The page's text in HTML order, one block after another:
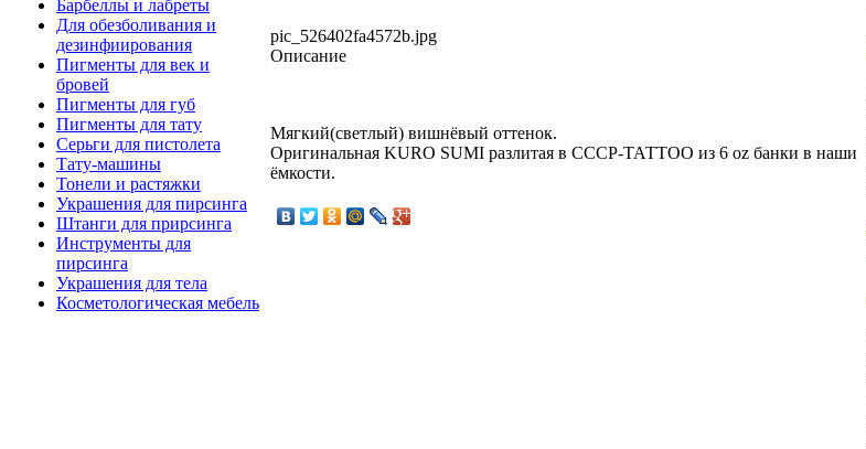
Барбеллы и лабреты
Для обезболивания и
дезинфиирования
Пигменты для век и
бровей
Пигменты для губ
Пигменты для тату
Серьги для пистолета
Тату-машины
Тонели и растяжки
Украшения для пирсинга
Штанги для прирсинга
Инструменты для
пирсинга
Украшения для тела
Косметологическая мебель
pic_526402fa4572b.jpg
Описание
Мягкий(светлый) вишнёвый оттенок.
Оригинальная KURO SUMI разлитая в СССР-ТАТТОО из 6 oz банки в наши
ёмкости.